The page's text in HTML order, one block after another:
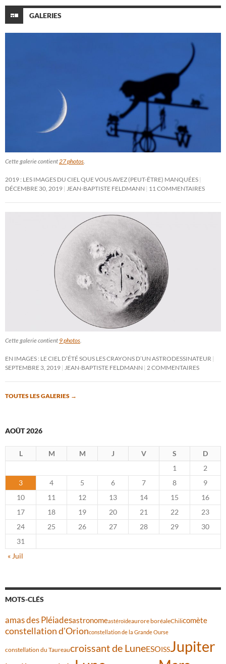
GALERIES
Cette galerie contient 27 photos
2019 : LES IMAGES DU CIEL QUE VOUS AVEZ (PEUT-ÊTRE) MANQUÉES
DÉCEMBRE 30, 2019
JEAN-BAPTISTE FELDMANN 11 COMMENTAIRES
Cette galerie contient 9 photos
EN IMAGES : LE CIEL D’ÉTÉ SOUS LES CRAYONS D’UN ASTRODESSINATEUR
SEPTEMBRE 3, 2019
JEAN-BAPTISTE FELDMANN 2 COMMENTAIRES
TOUTES LES GALERIES →
AOÛT 2026
L M M J V S
D
1
2
3
4 5 6 7 8
9
10
11 12 13 14 15
16
17
18 19 20 21 22
23
24
25 26 27 28 29
30
31
« Juil
MOTS-CLÉS
amas des Pléiadesastronomeastéroïdeaurore boréaleChilicomète
constellation d'Orionconstellation de la Grande Ourse
constellation du Taureaucroissant de LuneESOISSJupiter